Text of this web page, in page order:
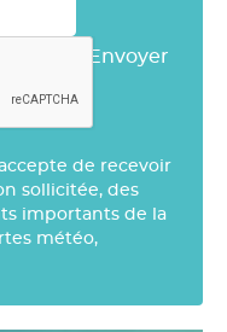
Envoyer
de recevoir
sollicitée, des
importants de la
météo,